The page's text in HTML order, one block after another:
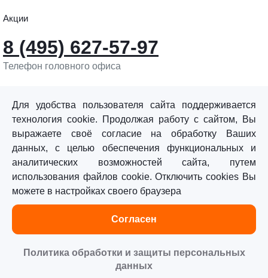
Акции
8 (495) 627-57-97
Телефон головного офиса
©«Sturm!» 2011–2026 ®
Все права защищены.
Политика обработки персональных данных
Для удобства пользователя сайта поддерживается
технология cookie. Продолжая работу с сайтом, Вы
выражаете своё согласие на обработку Ваших
данных, с целью обеспечения функциональных и
аналитических возможностей сайта, путем
использования файлов cookie. Отключить cookies Вы
можете в настройках своего браузера
Согласен
Политика обработки и защиты персональных
данных